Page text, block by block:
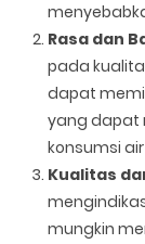
Rasa dan
pada
dapat
yang dapat
konsumsi
Kualitas
mungkin